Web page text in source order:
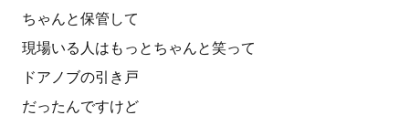
ちゃんと保管して
現場いる人はもっとちゃんと笑って
ドアノブの引き戸
だったんですけど